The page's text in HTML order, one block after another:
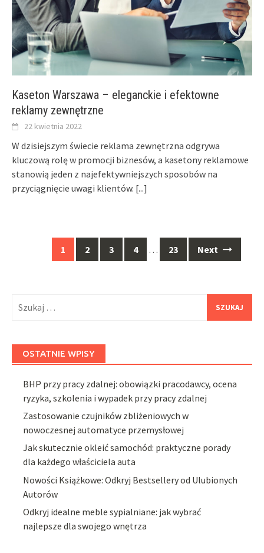
Kaseton Warszawa – eleganckie i efektowne
reklamy zewnętrzne
22 kwietnia 2022
W dzisiejszym świecie reklama zewnętrzna odgrywa
kluczową rolę w promocji biznesów, a kasetony reklamowe
stanowią jeden z najefektywniejszych sposobów na
przyciągnięcie uwagi klientów. [...]
navigation
1 2 3 4 … 23 Next
OSTATNIE WPISY
BHP przy pracy zdalnej: obowiązki pracodawcy, ocena
ryzyka, szkolenia i wypadek przy pracy zdalnej
Zastosowanie czujników zbliżeniowych w
nowoczesnej automatyce przemysłowej
Jak skutecznie okleić samochód: praktyczne porady
dla każdego właściciela auta
Nowości Książkowe: Odkryj Bestsellery od Ulubionych
Autorów
Odkryj idealne meble sypialniane: jak wybrać
najlepsze dla swojego wnętrza